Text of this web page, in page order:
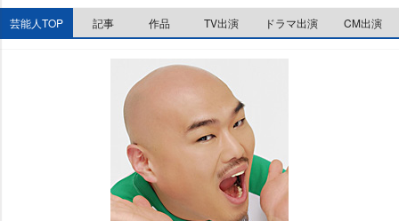
芸能人TOP 記事 作品 TV出演 ドラマ出演 CM出演